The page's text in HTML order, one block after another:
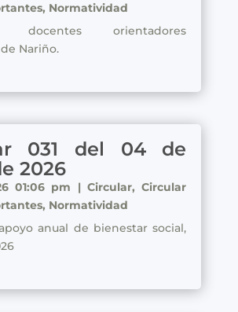
, Normatividad
docentes orientadores
Nariño.
031 del 04 de
2026
01:06 pm |Circular,Circular
, Normatividad
anual de bienestar social,